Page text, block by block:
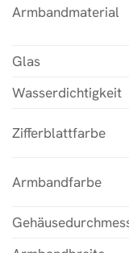
Armbandmaterial
Glas
Wasserdichtigkeit
Zifferblattfarbe
Armbandfarbe